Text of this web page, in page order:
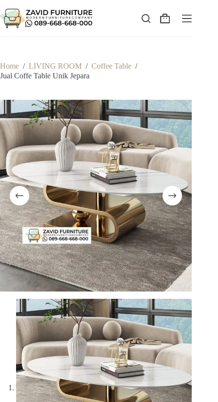
to
content
Shopping
Home / LIVING ROOM / Coffee Table /
Jual Coffe Table Unik Jepara